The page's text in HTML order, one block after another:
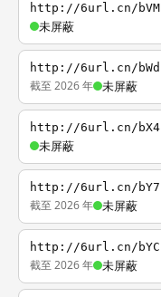
http://6url.cn/bVM
未屏蔽
http://6url.cn/bWd
截至 2026 年 未屏蔽
http://6url.cn/bX4
未屏蔽
http://6url.cn/bY7
截至 2026 年 未屏蔽
http://6url.cn/bYC
截至 2026 年 未屏蔽